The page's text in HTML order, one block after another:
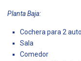
Planta Baja:
Cochera para 2
Sala
Comedor